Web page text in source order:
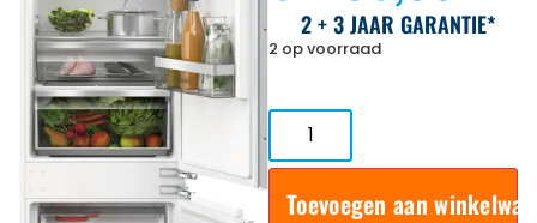
2 + 3 JAAR GARANTIE*
2 op voorraad
Toevoegen aan